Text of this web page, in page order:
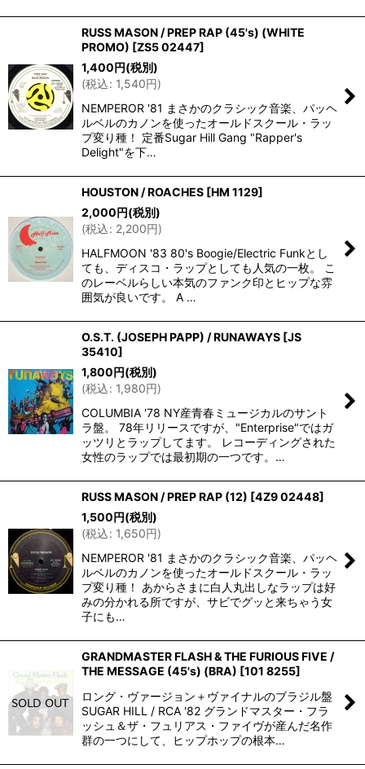
RUSS MASON / PREP RAP (45's) (WHITE
PROMO) [ZS5 02447]
1,400円(税別)
(税込: 1,540円)
NEMPEROR '81 まさかのクラシック音楽、パッヘ
ルベルのカノンを使ったオールドスクール・ラッ
プ変り種！ 定番Sugar Hill Gang "Rapper's
Delight"を下…
HOUSTON / ROACHES [HM 1129]
2,000円(税別)
(税込: 2,200円)
HALFMOON '83 80's Boogie/Electric Funkとし
ても、ディスコ・ラップとしても人気の一枚。 こ
のレーベルらしい本気のファンク印とヒップな雰
囲気が良いです。 A …
O.S.T. (JOSEPH PAPP) / RUNAWAYS [JS
35410]
1,800円(税別)
(税込: 1,980円)
COLUMBIA '78 NY産青春ミュージカルのサント
ラ盤。 78年リリースですが、"Enterprise"ではガ
ッツリとラップしてます。 レコーディングされた
女性のラップでは最初期の一つです。…
RUSS MASON / PREP RAP (12) [4Z9 02448]
1,500円(税別)
(税込: 1,650円)
NEMPEROR '81 まさかのクラシック音楽、パッヘ
ルベルのカノンを使ったオールドスクール・ラッ
プ変り種！ あからさまに白人丸出しなラップは好
みの分かれる所ですが、サビでグッと来ちゃう女
子にも…
GRANDMASTER FLASH & THE FURIOUS FIVE /
THE MESSAGE (45's) (BRA) [101 8255]
ロング・ヴァージョン＋ヴァイナルのブラジル盤
SUGAR HILL / RCA '82 グランドマスター・フラ
ッシュ＆ザ・フュリアス・ファイヴが産んだ名作
群の一つにして、ヒップホップの根本…